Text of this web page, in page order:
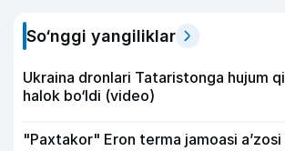
So‘nggi yangiliklar
Ukraina dronlari Tataristonga hujum
halok bo‘ldi (video)
"Paxtakor" Eron terma jamoasi